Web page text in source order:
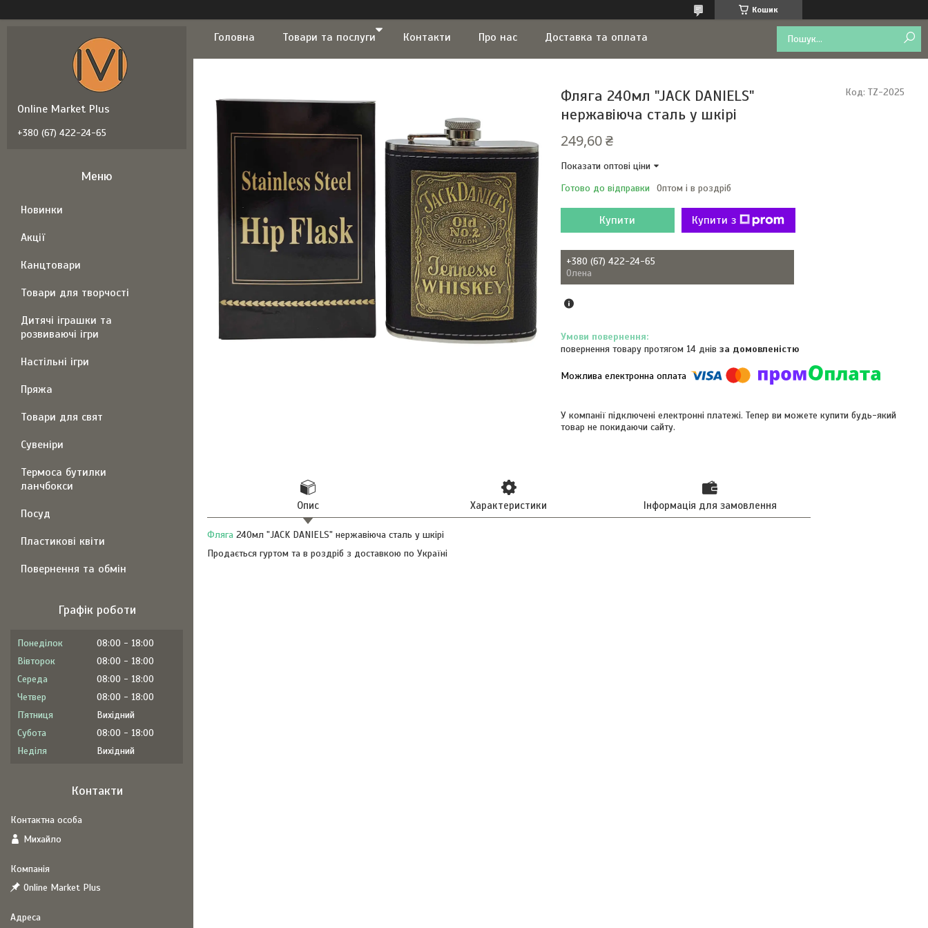
Кошик
Головна Товари та послуги Контакти Про нас Доставка та оплата
Фляга 240мл "JACK DANIELS"
нержавіюча сталь у шкірі
249,60 ₴
Показати оптові ціни
Готово до відправки
Оптом і в роздріб
Код: TZ-2025
Купити Купити з
+380 (67) 422-24-65
Олена
повернення товару протягом 14 днів за домовленістю
У компанії підключені електронні платежі. Тепер ви можете купити будь-який
товар не покидаючи сайту.
Опис Характеристики Інформація для замовлення
Фляга 240мл "JACK DANIELS" нержавіюча сталь у шкірі
Продається гуртом та в роздріб з доставкою по Україні
Online Market Plus
+380 (67) 422-24-65
Новинки
Акції
Канцтовари
Товари для творчості
Дитячі іграшки та
розвиваючі ігри
Настільні ігри
Пряжа
Товари для свят
Сувеніри
Термоса бутилки
ланчбокси
Посуд
Пластикові квіти
Повернення та обмін
Графік роботи
Понеділок 08:00
18:00
Вівторок
08:00
18:00
Середа
08:00
18:00
Четвер
08:00
18:00
Пʼятниця
Вихідний
Субота
08:00
18:00
Неділя
Вихідний
Контакти
Михайло
Online Market Plus